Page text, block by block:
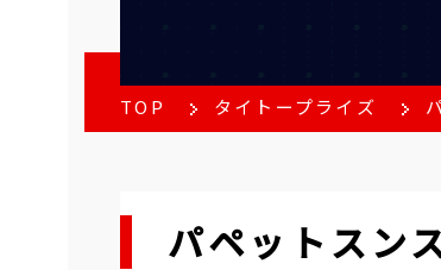
TOP タイトープライズ
パペットスン